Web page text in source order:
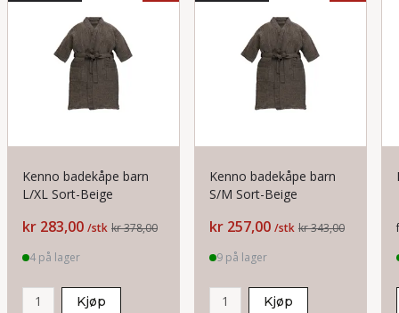
Kenno badekåpe barn
L/XL Sort-Beige
Pris
kr 283,00 /stk kr 378,00
4 på lager
Kjøp
Kenno badekåpe barn
S/M Sort-Beige
Pris
kr 257,00 /stk kr 343,00
9 på lager
Kjøp